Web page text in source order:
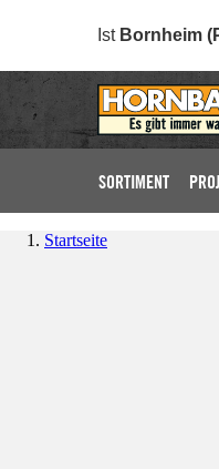
Ist Bornheim
SORTIMENT
Startseite